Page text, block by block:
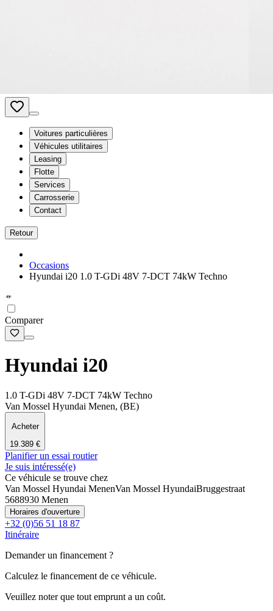
Voitures particulières
Véhicules utilitaires
Leasing
Flotte
Services
Carrosserie
Contact
Retour
Occasions
Hyundai i20 1.0 T-GDi 48V 7-DCT 74kW Techno
Comparer
Hyundai i20
1.0 T-GDi 48V 7-DCT 74kW Techno
Van Mossel Hyundai Menen, (BE)
Acheter
19.389 €
Planifier un essai routier
Je suis intéressé(e)
Ce véhicule se trouve chez
Van Mossel Hyundai MenenVan Mossel HyundaiBruggestraat
5688930 Menen
Horaires d'ouverture
+32 (0)56 51 18 87
Itinéraire
Demander un financement ?
Calculez le financement de ce véhicule.
Veuillez noter que tout emprunt a un coût.